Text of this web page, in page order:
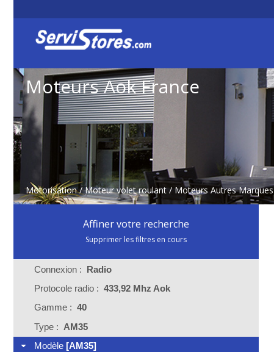
Moteurs Aok France
Motorisation /Moteur volet roulant / Moteurs Autres Marques
Affiner votre recherche
Supprimer les filtres en cours
Connexion : Radio
Protocole radio : 433,92 Mhz Aok
Gamme : 40
Type : AM35
Modèle [AM35]